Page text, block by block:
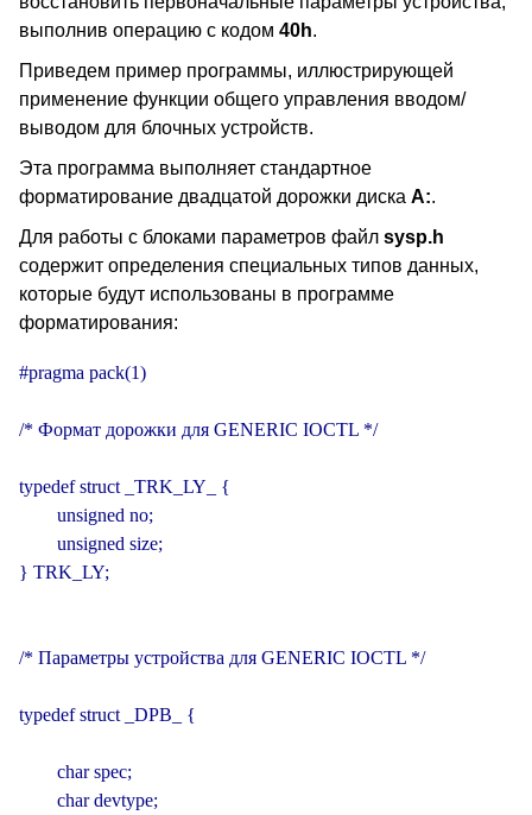
выполнив операцию с кодом 40h.
Приведем пример программы, иллюстрирующей
применение функции общего управления вводом/
выводом для блочных устройств.
Эта программа выполняет стандартное
форматирование двадцатой дорожки диска А:.
Для работы с блоками параметров файл sysp.h
содержит определения специальных типов данных,
которые будут использованы в программе
форматирования:
#pragma pack(1)
/* Формат дорожки для GENERIC IOCTL */
typedef struct _TRK_LY_ {
        unsigned no;
        unsigned size;
} TRK_LY;
/* Параметры устройства для GENERIC IOCTL */
typedef struct _DPB_ {
        char spec;
        char devtype;